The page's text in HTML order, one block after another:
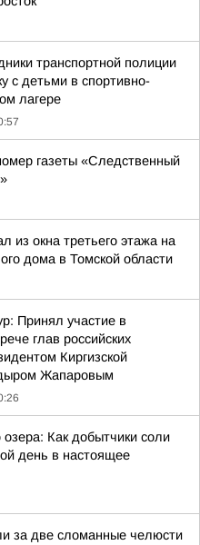
транспортной полиции
с детьми в спортивно-
лагере
газеты «Следственный
из окна третьего этажа на
дома в Томской области
Принял участие в
глав российских
Киргизской
Жапаровым
озера: Как добытчики соли
день в настоящее
за две сломанные челюсти